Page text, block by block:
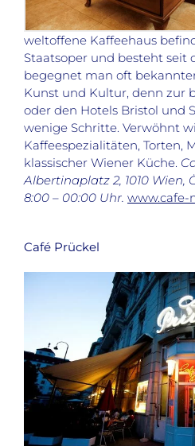
weltoffene Kaffeehaus
Staatsoper und besteht seit
begegnet man oft
Kunst und Kultur, denn zur
oder den Hotels Bristol und
wenige Schritte. Verwöhnt
Kaffeespezialitäten, Torten,
klassischer Wiener Küche.
Albertinaplatz 2, 1010 Wien,
8:00 – 00:00 Uhr. www.cafe-
Café Prückel